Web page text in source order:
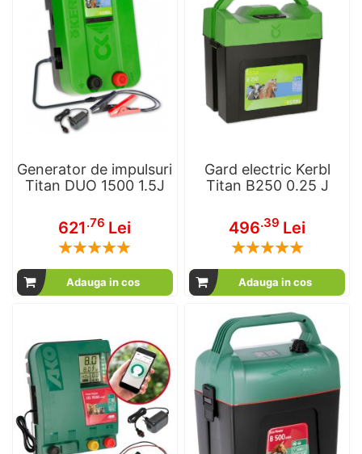
Generator de impulsuri
Titan DUO 1500 1.5J
621.76 Lei
Rating:
Adauga in cos
Gard electric Kerbl
Titan B250 0.25 J
496.39 Lei
Rating:
Adauga in cos